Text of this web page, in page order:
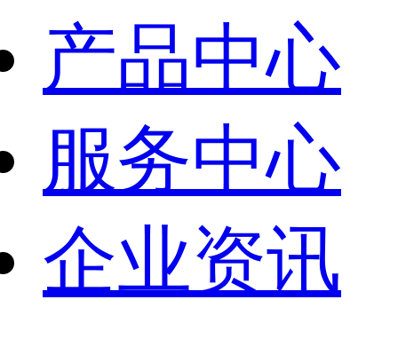
产品中心
服务中心
企业资讯